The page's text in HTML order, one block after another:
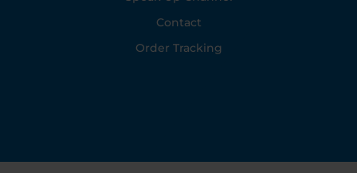
Contact
Order Tracking